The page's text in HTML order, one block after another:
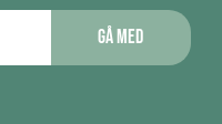
Gå med